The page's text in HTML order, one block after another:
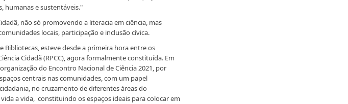
humanas e sustentáveis."
não só promovendo a literacia em ciência, mas
locais, participação e inclusão cívica.
Bibliotecas, esteve desde a primeira hora entre os
Cidadã (RPCC), agora formalmente constituída. Em
do Encontro Nacional de Ciência 2021, por
centrais nas comunidades, com um papel
no cruzamento de diferentes áreas do
a vida, constituindo os espaços ideais para colocar em